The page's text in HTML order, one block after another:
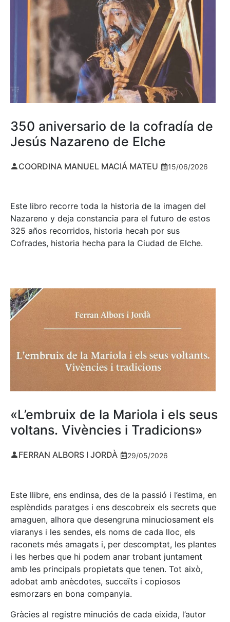
350 aniversario de la cofradía de
Jesús Nazareno de Elche
COORDINA MANUEL MACIÁ MATEU 15/06/2026
Este libro recorre toda la historia de la imagen del
Nazareno y deja constancia para el futuro de estos
325 años recorridos, historia hecah por sus
Cofrades, historia hecha para la Ciudad de Elche.
«L’embruix de la Mariola i els seus
voltans. Vivències i Tradicions»
FERRAN ALBORS I JORDÀ 29/05/2026
Este llibre, ens endinsa, des de la passió i l’estima, en
esplèndids paratges i ens descobreix els secrets que
amaguen, alhora que desengruna minuciosament els
viaranys i les sendes, els noms de cada lloc, els
raconets més amagats i, per descomptat, les plantes
i les herbes que hi podem anar trobant juntament
amb les principals propietats que tenen. Tot això,
adobat amb anècdotes, succeïts i copiosos
esmorzars en bona companyia.
Gràcies al registre minuciós de cada eixida, l’autor